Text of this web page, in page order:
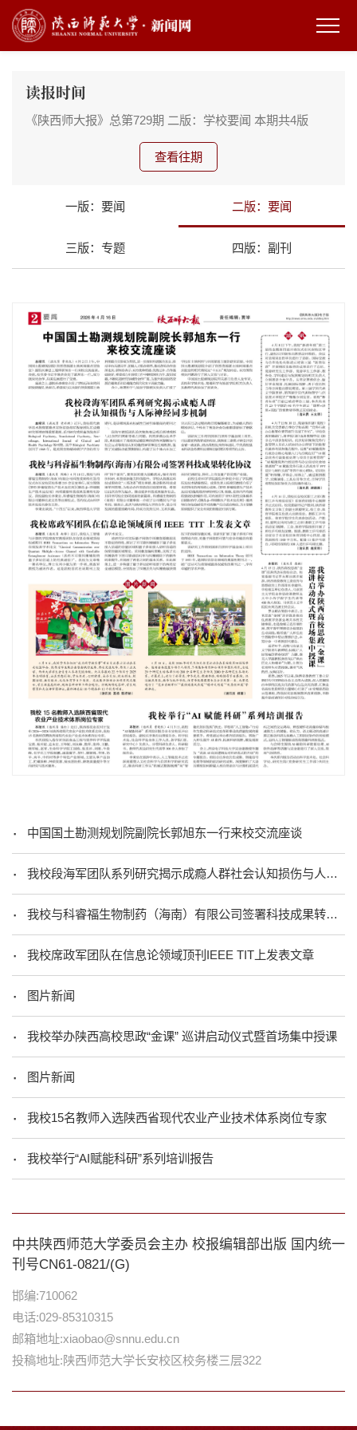
读报时间
《陕西师大报》总第729期 二版：学校要闻 本期共4版
查看往期
一版：要闻 二版：要闻
三版：专题 四版：副刊
中国国土勘测规划院副院长郭旭东一行来校交流座谈
我校段海军团队系列研究揭示成瘾人群社会认知损伤与人际神经同步机制
我校与科睿福生物制药（海南）有限公司签署科技成果转化协议
我校席政军团队在信息论领域顶刊IEEE TIT上发表文章
图片新闻
我校举办陕西高校思政“金课” 巡讲启动仪式暨首场集中授课
图片新闻
我校15名教师入选陕西省现代农业产业技术体系岗位专家
我校举行“AI赋能科研”系列培训报告
中共陕西师范大学委员会主办 校报编辑部出版 国内统一
刊号CN61-0821/(G)
邯编:710062
电话:029-85310315
邮箱地址:xiaobao@snnu.edu.cn
投稿地址:陕西师范大学长安校区校务楼三层322